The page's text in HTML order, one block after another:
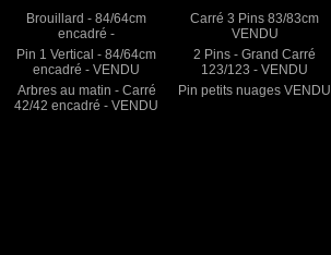
Brouillard - 84/64cm
encadré -
Carré 3 Pins 83/83cm
VENDU
Pin 1 Vertical - 84/64cm
encadré - VENDU
2 Pins - Grand Carré
123/123 - VENDU
Arbres au matin - Carré
42/42 encadré - VENDU
Pin petits nuages VENDU